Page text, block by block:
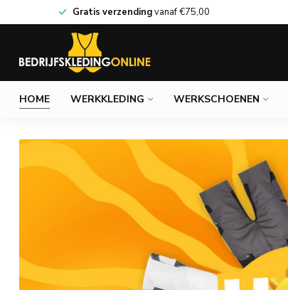
Gratis verzendingvanaf€75,00
HOME WERKKLEDING WERKSCHOENEN